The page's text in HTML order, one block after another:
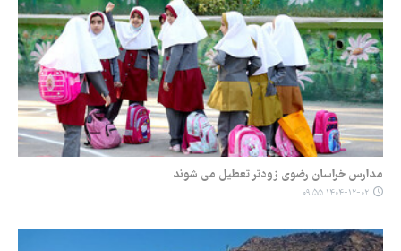
مدارس خراسان رضوی زودتر تعطیل می شوند
۱۴۰۴-۱۲-۰۲ ۰۹:۵۵